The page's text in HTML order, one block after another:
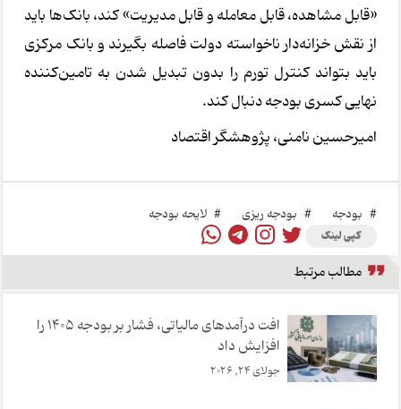
«قابل مشاهده، قابل معامله و قابل مدیریت» کند، بانک‌ها باید
از نقش خزانه‌دار ناخواسته دولت فاصله بگیرند و بانک مرکزی
باید بتواند کنترل تورم را بدون تبدیل شدن به تامین‌کننده
نهایی کسری بودجه دنبال کند.
امیرحسین نامنی، پژوهشگر اقتصاد
# بودجه # بودجه ریزی # لایحه بودجه
کپی لینک
مطالب مرتبط
افت درآمدهای مالیاتی، فشار بر بودجه ۱۴۰۵ را
افزایش داد
جولای 24, 2026